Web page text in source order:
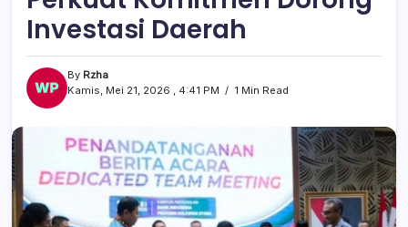
Investasi Daerah
By Rzha
Kamis, Mei 21, 2026 , 4:41 PM
1 Min Read